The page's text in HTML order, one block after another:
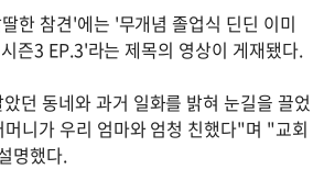
한 참견'에는 '무개념 졸업식 딘딘 이미
즌3 EP.3'라는 제목의 영상이 게재됐다.
던 동네와 과거 일화를 밝혀 눈길을 끌었
니가 우리 엄마와 엄청 친했다"며 "교회
명했다.